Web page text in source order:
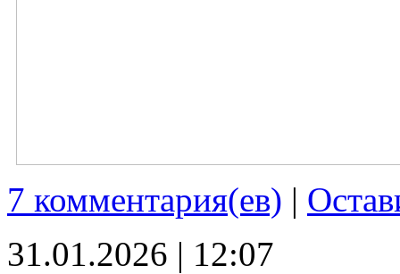
7 комментария(ев) |
31.01.2026 | 12:07